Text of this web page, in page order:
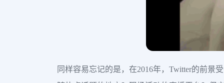
同样容易忘记的是，在2016年，Twitter的前景